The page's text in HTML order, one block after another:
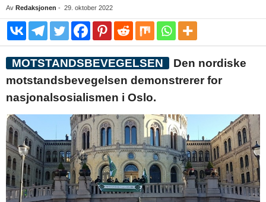
Av Redaksjonen - 29. oktober 2022
MOTSTANDSBEVEGELSEN
Den nordiske
motstandsbevegelsen demonstrerer for
nasjonalsosialismen i Oslo.